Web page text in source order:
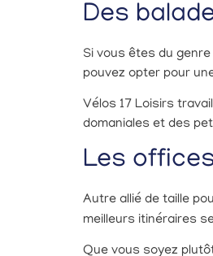
Des
Si vous êtes du
pouvez opter pour
Vélos 17 Loisirs
domaniales et des
Les
Autre allié de taille
meilleurs itinéraires
Que vous soyez